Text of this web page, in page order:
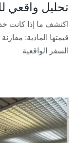
تحليل واقعي
قيمتها المادية:
السفر الواقعية